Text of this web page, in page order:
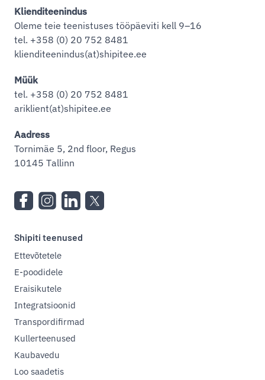
Klienditeenindus
Oleme teie teenistuses tööpäeviti kell 9–16
tel. +358 (0) 20 752 8481
klienditeenindus(at)shipitee.ee
Müük
tel. +358 (0) 20 752 8481
ariklient(at)shipitee.ee
Aadress
Tornimäe 5, 2nd floor, Regus
10145 Tallinn
Shipiti teenused
Ettevõtetele
E-poodidele
Eraisikutele
Integratsioonid
Transpordifirmad
Kullerteenused
Kaubavedu
Loo saadetis